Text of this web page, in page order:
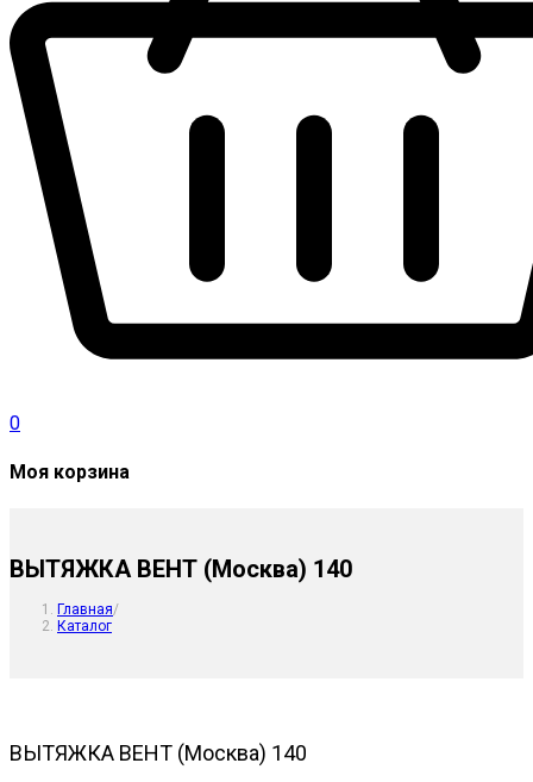
0
Моя корзина
ВЫТЯЖКА ВЕНТ (Москва) 140
Главная/
Каталог
ВЫТЯЖКА ВЕНТ (Москва) 140